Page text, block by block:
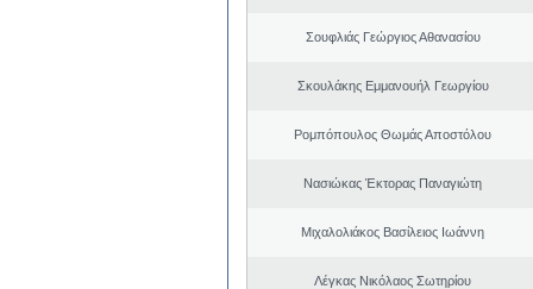
Σουφλιάς Γεώργιος Αθανασίου
Σκουλάκης Εμμανουήλ Γεωργίου
Ρομπόπουλος Θωμάς Αποστόλου
Νασιώκας Έκτορας Παναγιώτη
Μιχαλολιάκος Βασίλειος Ιωάννη
Λέγκας Νικόλαος Σωτηρίου